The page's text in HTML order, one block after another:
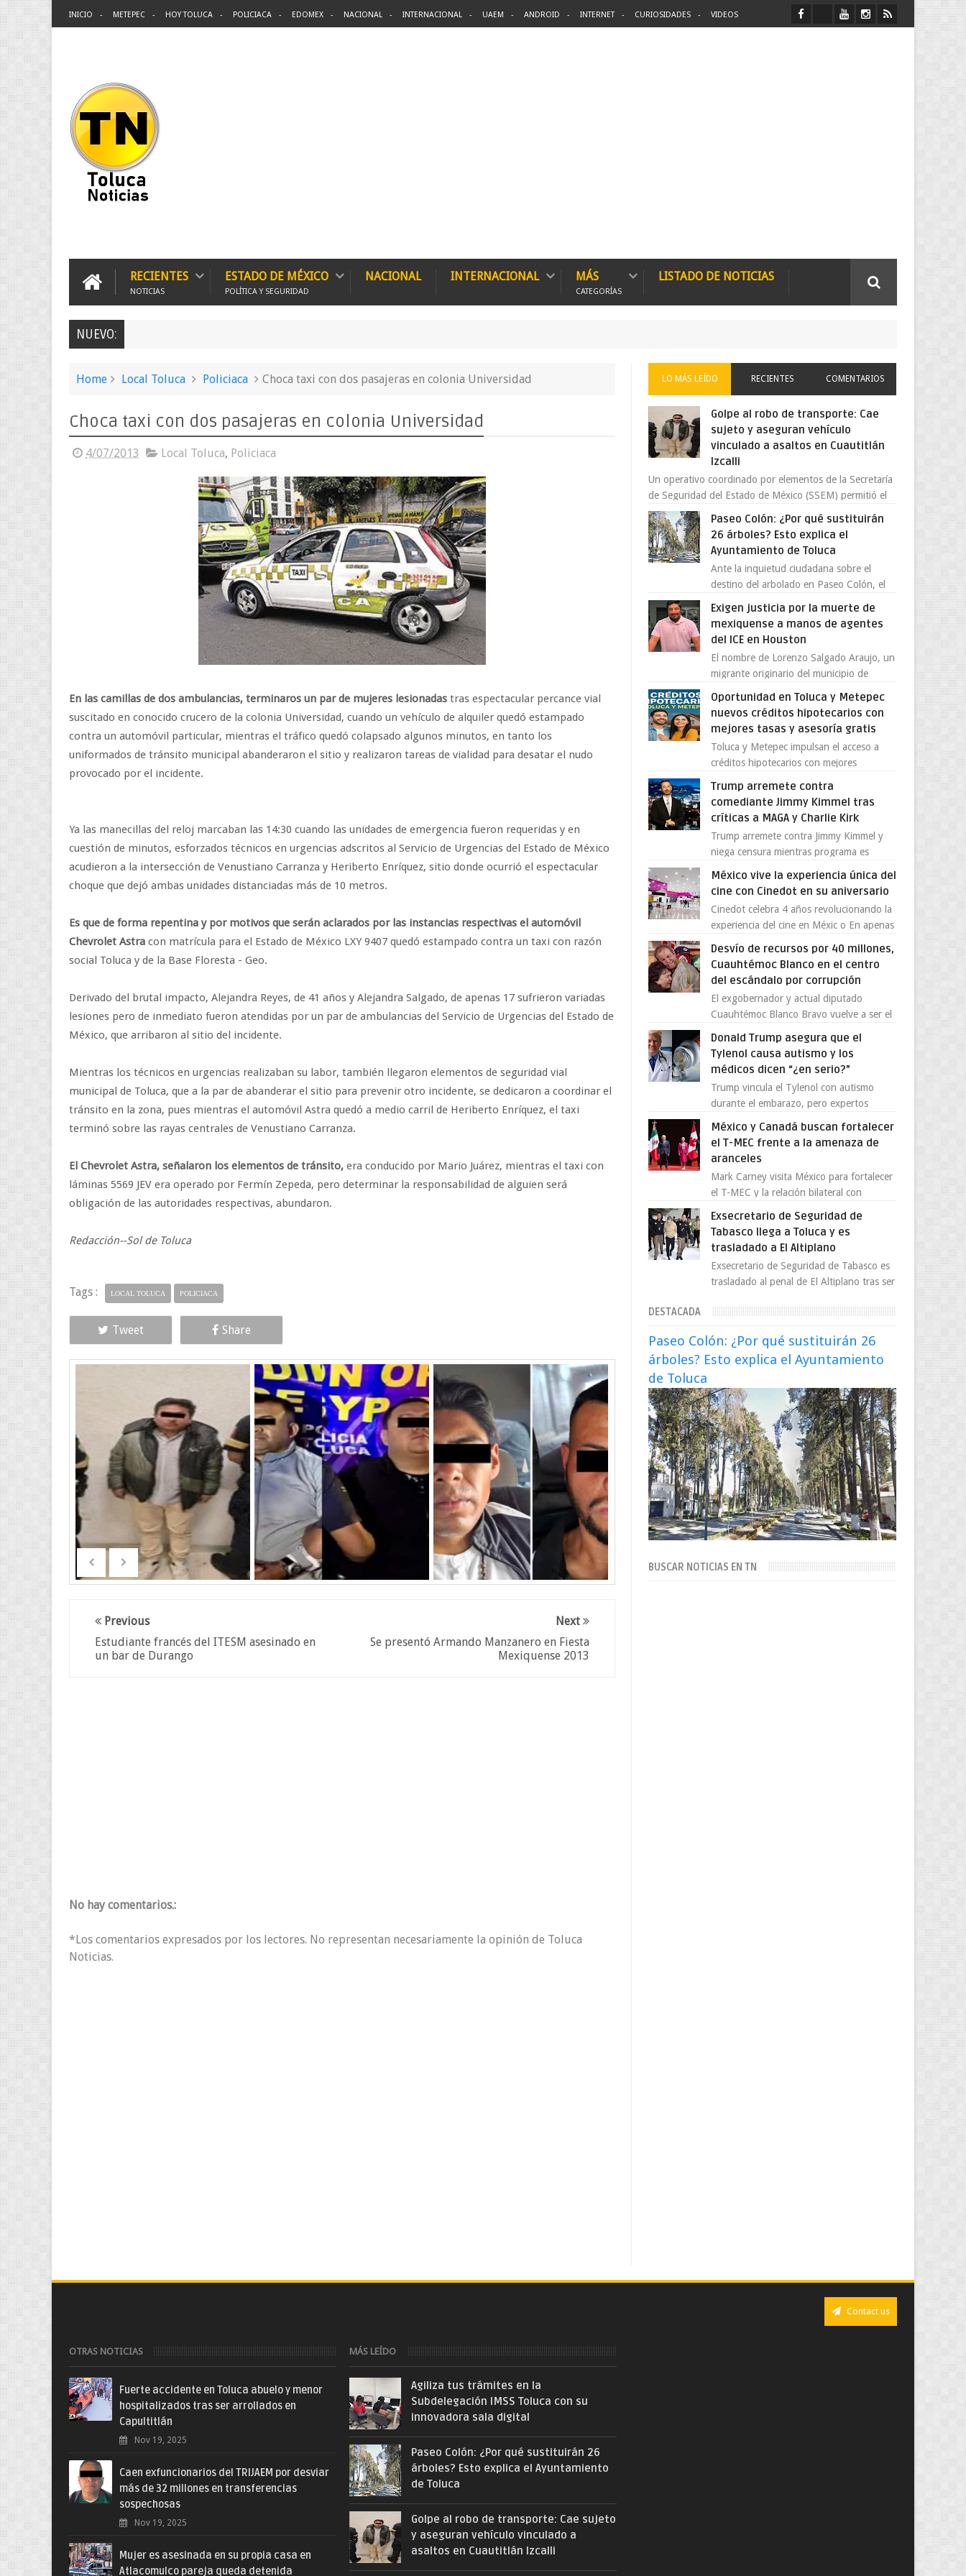
INICIO METEPEC HOY TOLUCA POLICIACA EDOMEX NACIONAL INTERNACIONAL UAEM ANDROID INTERNET CURIOSIDADES VIDEOS
RECIENTES
NOTICIAS
ESTADO DE MÉXICO
POLÍTICA Y SEGURIDAD
NACIONAL INTERNACIONAL MÁS
CATEGORÍAS
LISTADO DE NOTICIAS
NUEVO:
Home Local Toluca Policiaca Choca taxi con dos pasajeras en colonia Universidad
Choca taxi con dos pasajeras en colonia Universidad
4/07/2013 Local Toluca, Policiaca
En las camillas de dos ambulancias, terminaros un par de mujeres lesionadas tras espectacular percance vial
suscitado en conocido crucero de la colonia Universidad, cuando un vehículo de alquiler quedó estampado
contra un automóvil particular, mientras el tráfico quedó colapsado algunos minutos, en tanto los
uniformados de tránsito municipal abanderaron el sitio y realizaron tareas de vialidad para desatar el nudo
provocado por el incidente.
Ya las manecillas del reloj marcaban las 14:30 cuando las unidades de emergencia fueron requeridas y en
cuestión de minutos, esforzados técnicos en urgencias adscritos al Servicio de Urgencias del Estado de México
acudieron a la intersección de Venustiano Carranza y Heriberto Enríquez, sitio donde ocurrió el espectacular
choque que dejó ambas unidades distanciadas más de 10 metros.
Es que de forma repentina y por motivos que serán aclarados por las instancias respectivas el automóvil
Chevrolet Astra con matrícula para el Estado de México LXY 9407 quedó estampado contra un taxi con razón
social Toluca y de la Base Floresta - Geo.
Derivado del brutal impacto, Alejandra Reyes, de 41 años y Alejandra Salgado, de apenas 17 sufrieron variadas
lesiones pero de inmediato fueron atendidas por un par de ambulancias del Servicio de Urgencias del Estado de
México, que arribaron al sitio del incidente.
Mientras los técnicos en urgencias realizaban su labor, también llegaron elementos de seguridad vial
municipal de Toluca, que a la par de abanderar el sitio para prevenir otro incidente, se dedicaron a coordinar el
tránsito en la zona, pues mientras el automóvil Astra quedó a medio carril de Heriberto Enríquez, el taxi
terminó sobre las rayas centrales de Venustiano Carranza.
El Chevrolet Astra, señalaron los elementos de tránsito, era conducido por Mario Juárez, mientras el taxi con
láminas 5569 JEV era operado por Fermín Zepeda, pero determinar la responsabilidad de alguien será
obligación de las autoridades respectivas, abundaron.
Redacción--Sol de Toluca
Tags : LOCAL TOLUCA POLICIACA
Tweet Share
Next
Se presentó Armando Manzanero en Fiesta
Mexiquense 2013
Previous
Estudiante francés del ITESM asesinado en
un bar de Durango
No hay comentarios.:
*Los comentarios expresados por los lectores. No representan necesariamente la opinión de Toluca
Noticias.
LO MÁS LEÍDO RECIENTES COMENTARIOS
Golpe al robo de transporte: Cae
sujeto y aseguran vehículo
vinculado a asaltos en Cuautitlán
Izcalli
Un operativo coordinado por elementos de la Secretaría
de Seguridad del Estado de México (SSEM) permitió el
aseguramiento de un vehículo vin...
Paseo Colón: ¿Por qué sustituirán
26 árboles? Esto explica el
Ayuntamiento de Toluca
Ante la inquietud ciudadana sobre el
destino del arbolado en Paseo Colón, el
solo 26 ejemplares será...
Exigen justicia por la muerte de
mexiquense a manos de agentes
del ICE en Houston
El nombre de Lorenzo Salgado Araujo, un
migrante originario del municipio de
convertido en el centro de un...
Oportunidad en Toluca y Metepec
nuevos créditos hipotecarios con
mejores tasas y asesoría gratis
Toluca y Metepec impulsan el acceso a
créditos hipotecarios con mejores
emprendedores Con la creciente neces...
Trump arremete contra
comediante Jimmy Kimmel tras
críticas a MAGA y Charlie Kirk
Trump arremete contra Jimmy Kimmel y
niega censura mientras programa es
programa Jimmy Kimmel Live! ...
México vive la experiencia única del
cine con Cinedot en su aniversario
Cinedot celebra 4 años revolucionando la
experiencia del cine en Méxic o En apenas
cuatro años, Cinedot ha demostrado que
Desvío de recursos por 40 millones,
Cuauhtémoc Blanco en el centro
del escándalo por corrupción
El exgobernador y actual diputado
Cuauhtémoc Blanco Bravo vuelve a ser el
enfrentando señalamientos por...
Donald Trump asegura que el
Tylenol causa autismo y los
médicos dicen “¿en serio?”
Trump vincula el Tylenol con autismo
durante el embarazo, pero expertos
nuevo episodio de declaraciones...
México y Canadá buscan fortalecer
el T-MEC frente a la amenaza de
aranceles
Mark Carney visita México para fortalecer
el T-MEC y la relación bilateral con
provocada por la ofen...
Exsecretario de Seguridad de
Tabasco llega a Toluca y es
trasladado a El Altiplano
Exsecretario de Seguridad de Tabasco es
trasladado al penal de El Altiplano tras ser
Seguridad Públi...
DESTACADA
Paseo Colón: ¿Por qué sustituirán 26
árboles? Esto explica el Ayuntamiento
de Toluca
BUSCAR NOTICIAS EN TN
Contact us
OTRAS NOTICIAS
Fuerte accidente en Toluca abuelo y menor
hospitalizados tras ser arrollados en
Capultitlán
Nov 19, 2025
Caen exfuncionarios del TRIJAEM por desviar
más de 32 millones en transferencias
sospechosas
Nov 19, 2025
Mujer es asesinada en su propia casa en
Atlacomulco pareja queda detenida
MÁS LEÍDO
Agiliza tus trámites en la
Subdelegación IMSS Toluca con su
innovadora sala digital
Paseo Colón: ¿Por qué sustituirán 26
árboles? Esto explica el Ayuntamiento
de Toluca
Golpe al robo de transporte: Cae sujeto
y aseguran vehículo vinculado a
asaltos en Cuautitlán Izcalli